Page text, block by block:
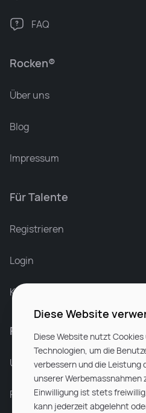
Rocken®
Über uns
Blog
Impressum
Für Talente
Registrieren
Login
Karriere bei Rocken
Für Unternehmen
Unsere Dienstleistungen
Partnerunternehmen
FAQ
Diese Website
Diese Website nutzt
Technologien, um die
verbessern und die Leistung
unserer Werbemassnahmen
Einwilligung ist stets
kann jederzeit abgelehnt